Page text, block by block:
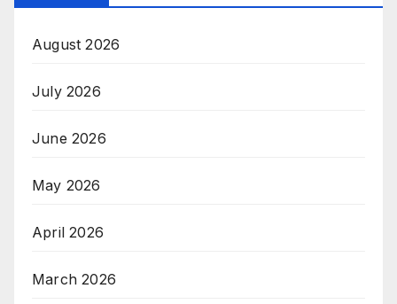
August 2026
July 2026
June 2026
May 2026
April 2026
March 2026